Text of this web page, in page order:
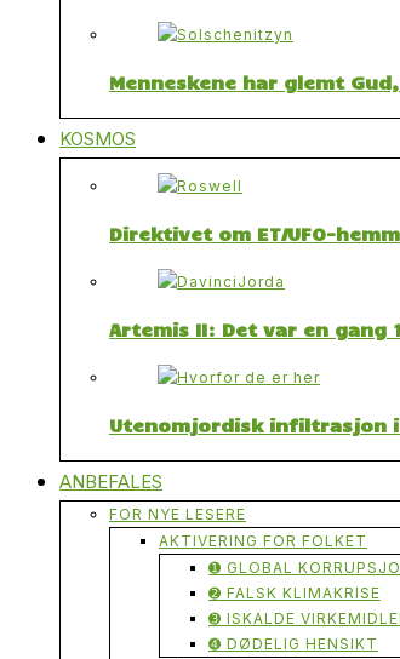
Menneskene har glemt
KOSMOS
Direktivet om ET/UFO-
Artemis II: Det var en gang
Utenomjordisk infiltrasjon i
ANBEFALES
FOR NYE LESERE
AKTIVERING FOR FOLKET
➊ GLOBAL
➋ FALSK KLIMAKRISE
➌ ISKALDE
➍ DØDELIG HENSIKT